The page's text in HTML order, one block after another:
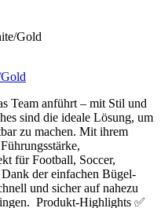
Team anführt – mit Stil und
sind die ideale Lösung, um
zu machen. Mit ihrem
für Football, Soccer,
der einfachen Bügel-
und sicher auf nahezu
Produkt-Highlights ✅